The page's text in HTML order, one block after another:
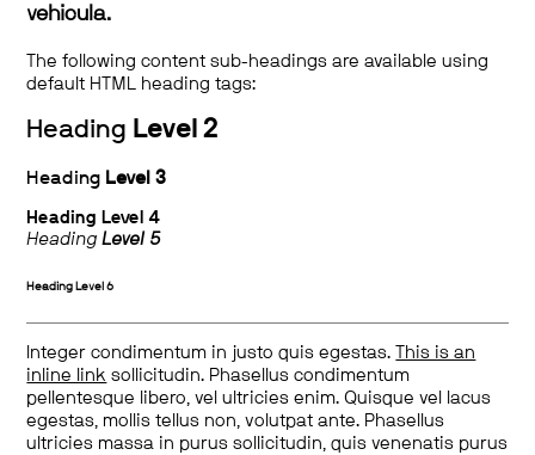
vehicula.
The following content sub-headings are available using
default HTML heading tags:
Heading Level 2
Heading Level 3
Heading Level 4
HeadingLevel 5
Heading Level 6
Integer condimentum in justo quis egestas.
This is an
inline link sollicitudin. Phasellus condimentum
pellentesque libero, vel ultricies enim. Quisque vel lacus
egestas, mollis tellus non, volutpat ante. Phasellus
ultricies massa in purus sollicitudin, quis venenatis purus